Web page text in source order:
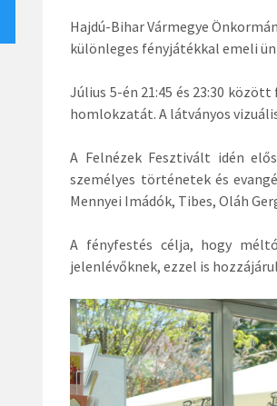
Hajdú-Bihar Vármegye
különleges fényjátékkal emeli
Július 5-én 21:45 és 23:30
homlokzatát. A látványos
A Felnézek Fesztivált idén
személyes történetek és
Mennyei Imádók, Tibes, Oláh
A fényfestés célja, hogy
jelenlévőknek, ezzel is